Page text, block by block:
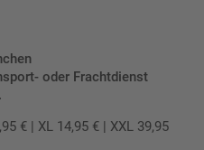
oder Frachtdienst
€ | XL 14,95 € | XXL 39,95